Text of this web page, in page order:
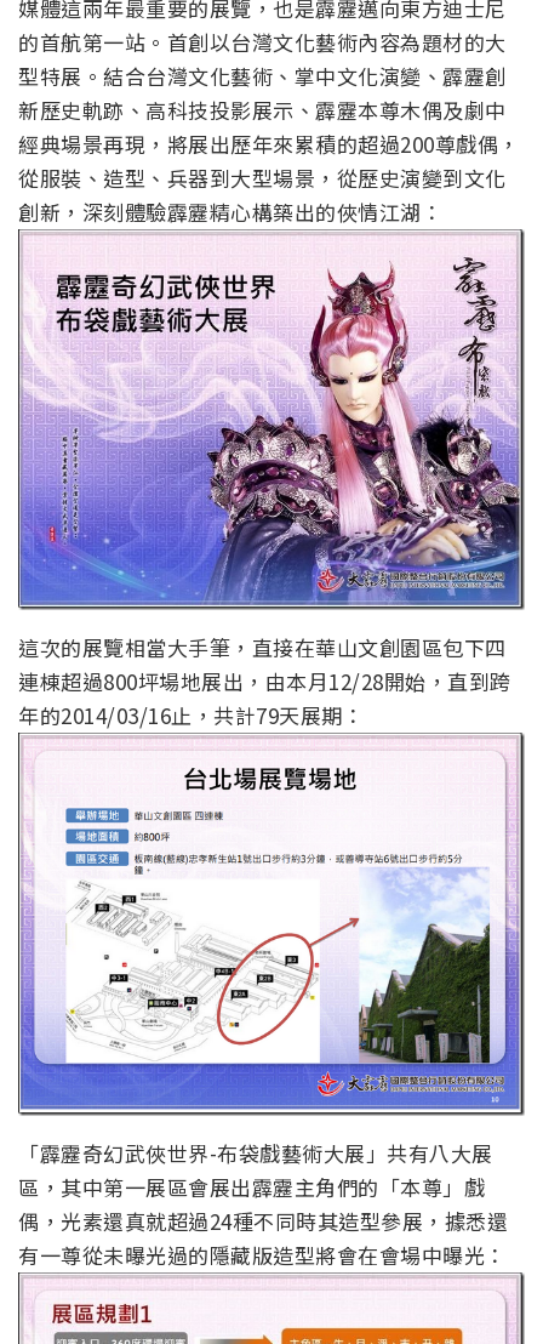
媒體這兩年最重要的展覽，也是霹靂邁向東方迪士尼
的首航第一站。首創以台灣文化藝術內容為題材的大
型特展。結合台灣文化藝術、掌中文化演變、霹靂創
新歷史軌跡、高科技投影展示、霹靂本尊木偶及劇中
經典場景再現，將展出歷年來累積的超過200尊戲偶，
從服裝、造型、兵器到大型場景，從歷史演變到文化
創新，深刻體驗霹靂精心構築出的俠情江湖：
這次的展覽相當大手筆，直接在華山文創園區包下四
連棟超過800坪場地展出，由本月12/28開始，直到跨
年的2014/03/16止，共計79天展期：
「霹靂奇幻武俠世界-布袋戲藝術大展」共有八大展
區，其中第一展區會展出霹靂主角們的「本尊」戲
偶，光素還真就超過24種不同時其造型參展，據悉還
有一尊從未曝光過的隱藏版造型將會在會場中曝光：